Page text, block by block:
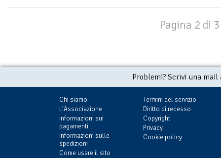
Pagina 2 di 3
Problemi? Scrivi una
Chi siamo
L'Associazione
Informazioni sui
pagamenti
Informazioni sulle
spedizioni
Come usare il sito
Termini del servizio
Diritto di recesso
Copyright
Privacy
Cookie policy